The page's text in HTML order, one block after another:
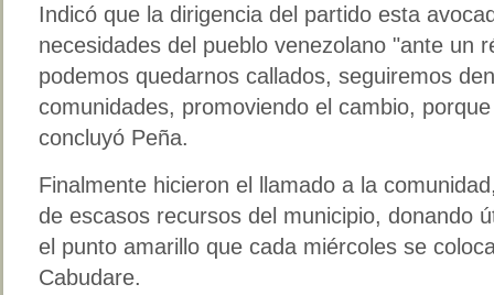
Indicó que la dirigencia del partido esta
necesidades del pueblo venezolano "ante un
podemos quedarnos callados, seguiremos
comunidades, promoviendo el cambio,
concluyó Peña.
Finalmente hicieron el llamado a la
de escasos recursos del municipio, donando
el punto amarillo que cada miércoles se
Cabudare.